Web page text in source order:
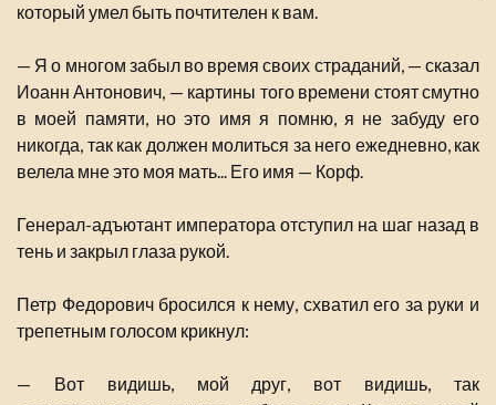
который умел быть почтителен к вам.
— Я о многом забыл во время своих страданий, — сказал
Иоанн Антонович, — картины того времени стоят смутно
в моей памяти, но это имя я помню, я не забуду его
никогда, так как должен молиться за него ежедневно, как
велела мне это моя мать... Его имя — Корф.
Генерал-адъютант императора отступил на шаг назад в
тень и закрыл глаза рукой.
Петр Федорович бросился к нему, схватил его за руки и
трепетным голосом крикнул:
— Вот видишь, мой друг, вот видишь, так